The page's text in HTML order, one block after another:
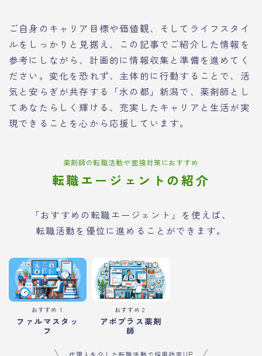
ご自身のキャリア目標や価値観、そしてライフスタイ
ルをしっかりと見据え、この記事でご紹介した情報を
参考にしながら、計画的に情報収集と準備を進めてく
ださい。変化を恐れず、主体的に行動することで、活
気と安らぎが共存する「水の都」新潟で、薬剤師とし
てあなたらしく輝ける、充実したキャリアと生活が実
現できることを心から応援しています。
薬剤師の転職活動や面接対策におすすめ
転職エージェントの紹介
「おすすめの転職エージェント」を使えば、
転職活動を優位に進めることができます。
おすすめ１
ファルマスタッ
フ
おすすめ２
アポプラス薬剤
師